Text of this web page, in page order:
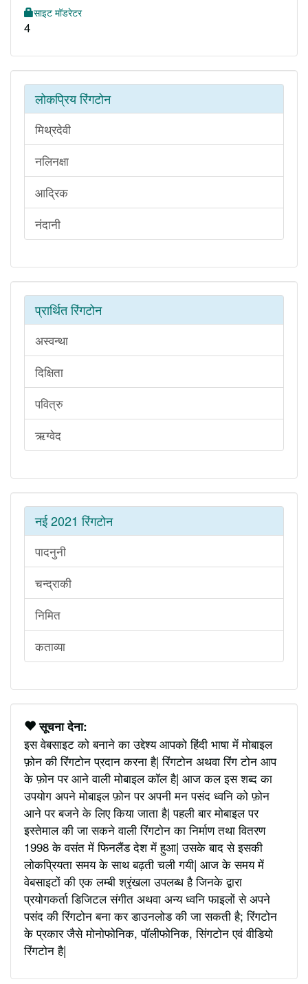
साइट मॉडरेटर
4
लोकप्रिय रिंगटोन
मिथ्रदेवी
नलिनक्षा
आद्रिक
नंदानी
प्रार्थित रिंगटोन
अस्वन्था
दिक्षिता
पवित्रु
ऋग्वेद
नई 2021 रिंगटोन
पादनुनी
चन्द्राकी
निमित
कताव्या
सूचना देना:
इस वेबसाइट को बनाने का उद्देश्य आपको हिंदी भाषा में मोबाइल
फ़ोन की रिंगटोन प्रदान करना है| रिंगटोन अथवा रिंग टोन आप
के फ़ोन पर आने वाली मोबाइल कॉल है| आज कल इस शब्द का
उपयोग अपने मोबाइल फ़ोन पर अपनी मन पसंद ध्वनि को फ़ोन
आने पर बजने के लिए किया जाता है| पहली बार मोबाइल पर
इस्तेमाल की जा सकने वाली रिंगटोन का निर्माण तथा वितरण
1998 के वसंत में फिनलैंड देश में हुआ| उसके बाद से इसकी
लोकप्रियता समय के साथ बढ़ती चली गयी| आज के समय में
वेबसाइटों की एक लम्बी श्रृंखला उपलब्ध है जिनके द्वारा
प्रयोगकर्ता डिजिटल संगीत अथवा अन्य ध्वनि फाइलों से अपने
पसंद की रिंगटोन बना कर डाउनलोड की जा सकती है; रिंगटोन
के प्रकार जैसे मोनोफोनिक, पॉलीफोनिक, सिंगटोन एवं वीडियो
रिंगटोन है|